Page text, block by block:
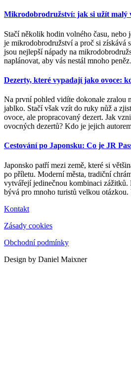
Mikrodobrodružství: jak si užít malý
Stačí několik hodin volného času, nebo
je mikrodobrodružství a proč si získává
jsou nejlepší nápady na
naplánovat, aby vás nestál mnoho peněz
Dezerty, které vypadají jako ovoce:
Na první pohled vidíte dokonale zralou
jablko. Stačí však vzít do ruky nůž a
ovoce, ale propracovaný dezert. Jak
ovocných dezertů? Kdo je jejich
Cestování po Japonsku: Co je JR
Japonsko patří mezi země, které si
po příletu. Moderní města, tradiční
vytvářejí jedinečnou kombinaci zážitků.
bývá pro mnoho turistů velkou otázkou.
Kontakt
Zásady cookies
Obchodní podmínky
Design by Daniel Maixner